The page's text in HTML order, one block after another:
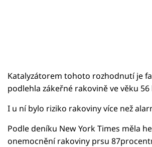
Katalyzátorem tohoto rozhodnutí je
podlehla zákeřné rakovině ve věku 56
I u ní bylo riziko rakoviny více než
Podle deníku New York Times měla
onemocnění rakoviny prsu